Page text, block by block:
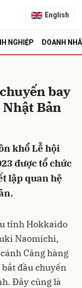
English
NGHIỆP DOANH
bay
Bản
khổ Lễ hội
được tổ chức
lập quan hệ
tỉnh Hokkaido
Naomichi,
Cảng hàng
đầu chuyến
Đây cũng là
Hủy